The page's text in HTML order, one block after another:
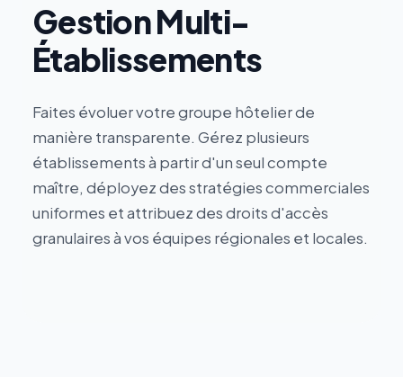
Gestion Multi-
Établissements
Faites évoluer votre groupe hôtelier de
manière transparente. Gérez plusieurs
établissements à partir d'un seul compte
maître, déployez des stratégies commerciales
uniformes et attribuez des droits d'accès
granulaires à vos équipes régionales et locales.